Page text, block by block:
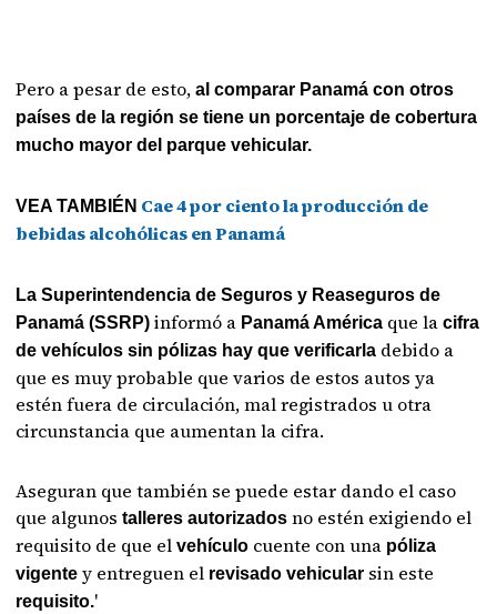
Pero a pesar de esto,al comparar Panamá con otros
países de la región se tiene un porcentaje de cobertura
mucho mayor del parque vehicular.
VEA TAMBIÉN Cae 4 por ciento la producción de
bebidas alcohólicas en Panamá
La Superintendencia de Seguros y Reaseguros de
Panamá (SSRP) informó a Panamá América que la cifra
de vehículos sin pólizas hay que verificarla debido a
que es muy probable que varios de estos autos ya
estén fuera de circulación, mal registrados u otra
circunstancia que aumentan la cifra.
Aseguran que también se puede estar dando el caso
que algunostalleres autorizados no estén exigiendo el
requisito de que el vehículo cuente con una póliza
vigente y entreguen el revisado vehicular sin este
requisito.'